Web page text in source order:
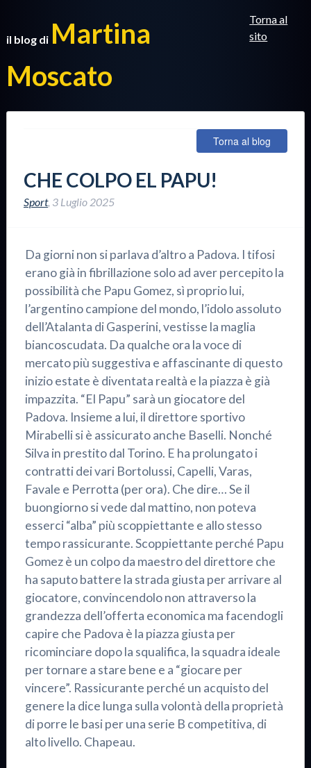
il blog di Martina
Moscato
Torna al
sito
Torna al blog
CHE COLPO EL PAPU!
Sport, 3 Luglio 2025
Da giorni non si parlava d’altro a Padova. I tifosi
erano già in fibrillazione solo ad aver percepito la
possibilità che Papu Gomez, sì proprio lui,
l’argentino campione del mondo, l’idolo assoluto
dell’Atalanta di Gasperini, vestisse la maglia
biancoscudata. Da qualche ora la voce di
mercato più suggestiva e affascinante di questo
inizio estate è diventata realtà e la piazza è già
impazzita. “El Papu” sarà un giocatore del
Padova. Insieme a lui, il direttore sportivo
Mirabelli si è assicurato anche Baselli. Nonché
Silva in prestito dal Torino. E ha prolungato i
contratti dei vari Bortolussi, Capelli, Varas,
Favale e Perrotta (per ora). Che dire… Se il
buongiorno si vede dal mattino, non poteva
esserci “alba” più scoppiettante e allo stesso
tempo rassicurante. Scoppiettante perché Papu
Gomez è un colpo da maestro del direttore che
ha saputo battere la strada giusta per arrivare al
giocatore, convincendolo non attraverso la
grandezza dell’offerta economica ma facendogli
capire che Padova è la piazza giusta per
ricominciare dopo la squalifica, la squadra ideale
per tornare a stare bene e a “giocare per
vincere”. Rassicurante perché un acquisto del
genere la dice lunga sulla volontà della proprietà
di porre le basi per una serie B competitiva, di
alto livello. Chapeau.